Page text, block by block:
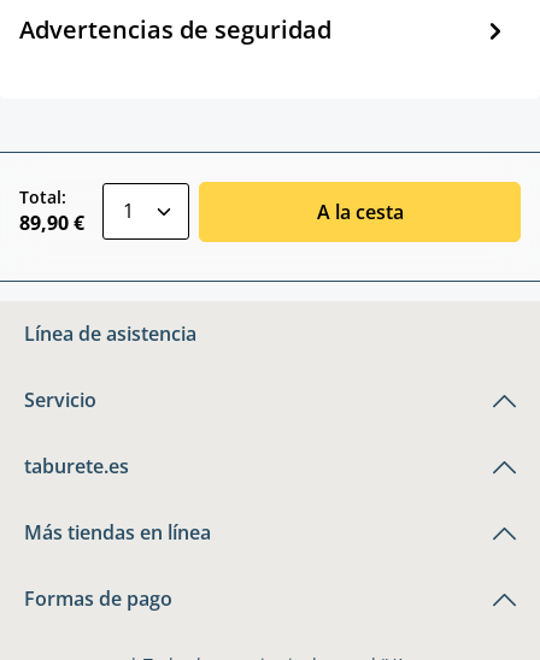
Advertencias de seguridad
Total:
89,90 € A la cesta
Línea de asistencia
Servicio
taburete.es
Más tiendas en línea
Formas de pago